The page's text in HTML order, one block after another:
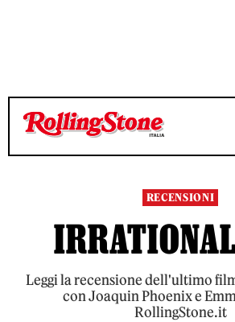
TEMPO DI LETTURA 4 MINUTI
TEMPO DI LETTURA 4 MINUTI
RECENSIONI
Leggi la recensione dell'ultimo
con Joaquin Phoenix e
RollingStone.it